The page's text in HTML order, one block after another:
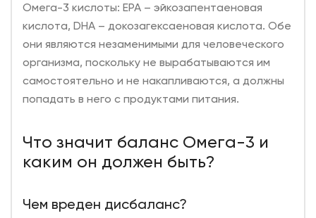
Омега-3 кислоты: EPA – эйкозапентаеновая
кислота, DHA – докозагексаеновая кислота. Обе
они являются незаменимыми для человеческого
организма, поскольку не вырабатываются им
самостоятельно и не накапливаются, а должны
попадать в него с продуктами питания.
Что значит баланс Омега-3 и
каким он должен быть?
Чем вреден дисбаланс?